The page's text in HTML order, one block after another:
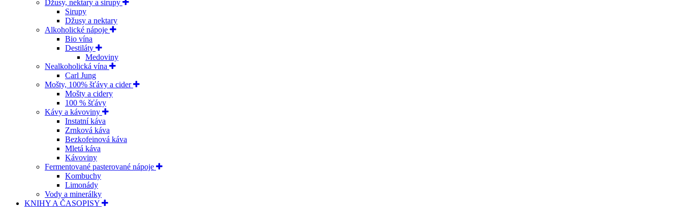
Džusy, nektary a sirupy
Sirupy
Džusy a nektary
Alkoholické nápoje
Bio vína
Destiláty
Medoviny
Nealkoholická vína
Carl Jung
Mošty, 100% šťávy a cider
Mošty a cidery
100 % šťávy
Kávy a kávoviny
Instatní káva
Zrnková káva
Bezkofeinová káva
Mletá káva
Kávoviny
Fermentované pasterované nápoje
Kombuchy
Limonády
Vody a minerálky
KNIHY A ČASOPISY